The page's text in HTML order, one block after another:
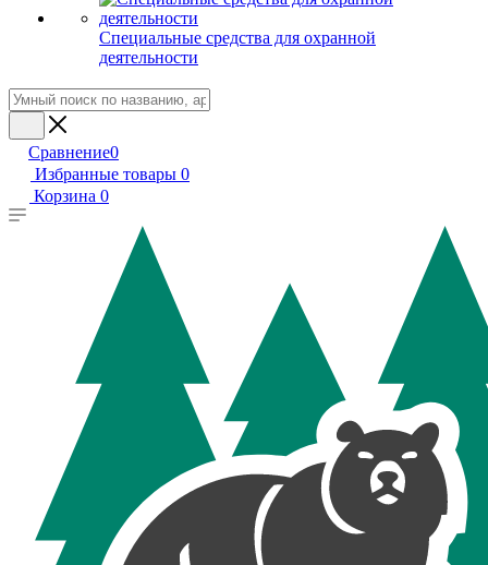
Специальные средства для охранной
деятельности
Сравнение0
Избранные товары 0
Корзина 0